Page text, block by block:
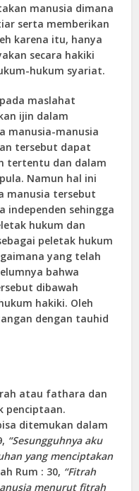
manusia dimana
serta memberikan
karena itu, hanya
secara hakiki
hukum syariat.
maslahat
ijin dalam
manusia-manusia
tersebut dapat
tertentu dan dalam
Namun hal ini
manusia tersebut
independen sehingga
hukum dan
peletak hukum
yang telah
bahwa
dibawah
hakiki. Oleh
dengan tauhid
atau fathara dan
penciptaan.
ditemukan dalam
“Sesungguhnya aku
yang menciptakan
Rum : 30, “Fitrah
menurut fitrah